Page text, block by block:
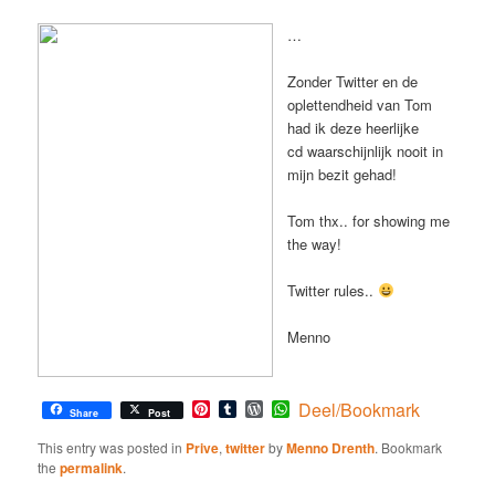
…
Zonder Twitter en de
oplettendheid van Tom
had ik deze heerlijke
cd waarschijnlijk nooit in
mijn bezit gehad!
Tom thx.. for showing me
the way!
Twitter rules..
Menno
Share Post Pinterest
TumblrWordPress
WhatsApp
Deel/Bookmark
This entry was posted in Prive,twitterbyMenno Drenth. Bookmark
thepermalink.